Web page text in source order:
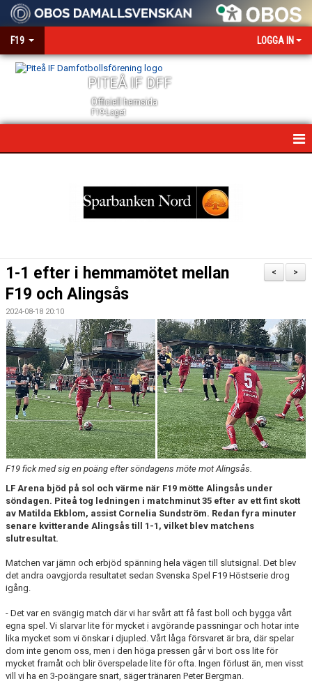
F19 LOGGA IN
PITEÅ IF DFF
Officiell hemsida
F19-Laget
TRUPPEN
DOKUMENT
MATCHER OCH SERIETABELL
>
<
1-1 efter i hemmamötet mellan
F19 och Alingsås
2024-08-18 20:10
F19 fick med sig en poäng efter söndagens möte mot Alingsås.
LF Arena bjöd på sol och värme när F19 mötte Alingsås under
söndagen. Piteå tog ledningen i matchminut 35 efter av ett fint skott
av Matilda Ekblom, assist Cornelia Sundström. Redan fyra minuter
senare kvitterande Alingsås till 1-1, vilket blev matchens
slutresultat.
Matchen var jämn och erbjöd spänning hela vägen till slutsignal. Det blev
det andra oavgjorda resultatet sedan Svenska Spel F19 Höstserie drog
igång.
- Det var en svängig match där vi har svårt att få fast boll och bygga vårt
egna spel. Vi slarvar lite för mycket i avgörande passningar och hotar inte
lika mycket som vi önskar i djupled. Vårt låga försvaret är bra, där spelar
dom inte genom oss, men i den höga pressen går vi bort oss lite för
mycket framåt och blir överspelade lite för ofta. Ingen förlust än, men visst
vill vi ha en 3-poängare snart, säger tränaren Peter Bergman.